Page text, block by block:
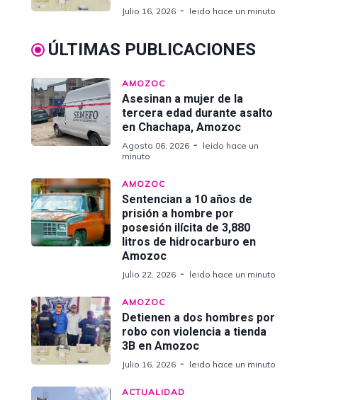
Julio 16, 2026 leido hace un minuto
ÚLTIMAS PUBLICACIONES
AMOZOC
Asesinan a mujer de la
tercera edad durante asalto
en Chachapa, Amozoc
Agosto 06, 2026
leido hace un
minuto
AMOZOC
Sentencian a 10 años de
prisión a hombre por
posesión ilícita de 3,880
litros de hidrocarburo en
Amozoc
Julio 22, 2026 leido hace un minuto
AMOZOC
Detienen a dos hombres por
robo con violencia a tienda
3B en Amozoc
Julio 16, 2026 leido hace un minuto
ACTUALIDAD